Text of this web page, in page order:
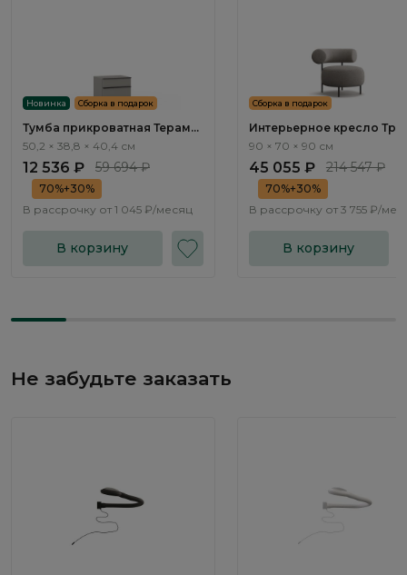
Новинка Сборка в подарок
Тумба прикроватная Терамо
/ Teramo TA010.2
50,2 × 38,8 × 40,4 см
12 536 ₽ 59 694 ₽
70%+30%
В рассрочку от 1 045 ₽/месяц
В корзину
Сборка в подарок
Интерьерное кресло
Trim ММ103.3
90 × 70 × 90 см
45 055 ₽ 214 547 ₽
70%+30%
В рассрочку от 3 755 ₽/
В корзину
Не забудьте заказать